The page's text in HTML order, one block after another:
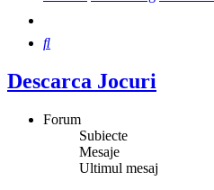
Căutare
Descarca Jocuri
Forum
Subiecte
Mesaje
Ultimul mesaj